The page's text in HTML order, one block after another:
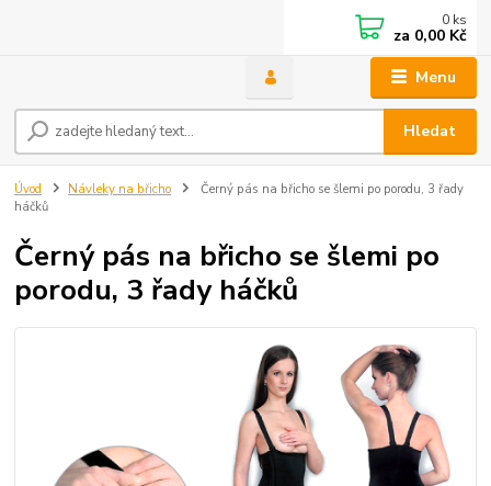
Menu
Hledat
0 ks
za 0,00 Kč
Úvod Návleky na břicho
Černý pás na břicho se šlemi po porodu, 3 řady
háčků
Černý pás na břicho se šlemi po
porodu, 3 řady háčků